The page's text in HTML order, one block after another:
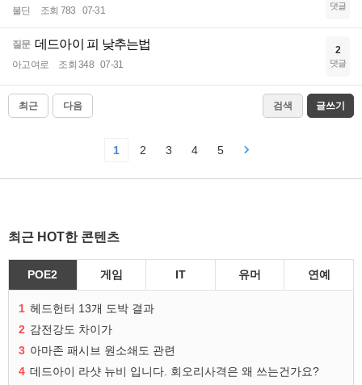
불딘 조회 783 07-31 댓글
질문 데드아이 피 낮추는법
아고여로 조회 348 07-31
2
댓글
최근 다음 검색 글쓰기
1 2 3 4 5
최근 HOT한 콘텐츠
POE2 게임 IT 유머 연예
1 헤드헌터 13개 도박 결과
2 감전강도 차이가
3 아마존 패시브 원소쇄도 관련
4 데드아이 라샷 뉴비 입니다. 회오리사격은 왜 쓰는건가요?